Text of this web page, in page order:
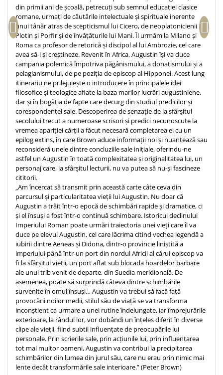
Teologie
A doua venire
Apologetica
Dogmatica
Istoria Bisericii
Misiune
Viata crestina
Contemporaneitate
Devotional
Diverse
Lupta Spirituala
Schimbarea caracterului
Slujire
Suferinta
Viata din belsug
Viata de zi cu zi
Despre afaceri
Dezvoltare personala
Leadership
Mediu
Sanatate / nutritie
din primii ani de școală, petrecuți sub semnul educației clasice
romane, urmați de căutările intelectuale și spirituale inerente
unui tânăr atras de scepticismul lui Cicero, de neoplatonicienii
Plotin și Porfir și de învățăturile lui Mani. Îl urmăm la Milano și
Roma ca profesor de retorică și discipol al lui Ambrozie, cel care
avea să-l și creștineze. Revenit în Africa, Augustin își va duce
campania polemică împotriva păgânismului, a donatismului și a
pelagianismului, de pe poziția de episcop al Hipponei. Acest lung
itinerariu ne prilejuiește o introducere în principalele idei
filosofice și teologice aflate la baza marilor lucrări augustiniene,
dar și în bogăția de fapte care decurg din studiul predicilor și
corespondenței sale. Descoperirea de senzație de la sfârșitul
secolului trecut a numeroase scrisori și predici necunoscute la
vremea apariției cărții a făcut necesară completarea ei cu un
epilog extins, în care Brown aduce informații noi și nuanțează sau
reconsideră unele dintre concluziile sale inițiale, oferindu-ne
astfel un Augustin în toată complexitatea și originalitatea lui, un
personaj care, la sfârșitul lecturii, nu va putea să nu-și fascineze
cititorii.
„Am încercat să transmit prin această carte câte ceva din
parcursul și particularitatea vieții lui Augustin. Nu doar că
Augustin a trăit într‑o epocă de schimbări rapide și dramatice, ci
și el însuși a fost într‑o continuă schimbare. Istoricul declinului
Imperiului Roman poate urmări traiectoria unei vieți care îl va
duce pe elevul Augustin, cel care lăcrima citind vechea legendă a
iubirii dintre Aeneas și Didona, dintr‑o provincie liniștită a
imperiului până într‑un port din nordul Africii al cărui episcop va
fi la sfârșitul vieții, un port aflat sub blocada hoardelor barbare
ale unui trib venit de departe, din Suedia meridională. De
asemenea, poate să surprindă câteva dintre schimbările
survenite în omul însuși… Augustin va trebui să facă față
provocării noilor medii, stilul său de viață se va transforma
inconștient ca urmare a unei rutine îndelungate, iar împrejurările
exterioare, la rândul lor, vor dobândi un înțeles diferit în diverse
clipe ale vieții, fiind subtil influențate de preocupările lui
personale. Prin scrierile sale, prin acțiunile lui, prin influențarea
tot mai multor oameni, Augustin va contribui la precipitarea
schimbărilor din lumea din jurul său, care nu erau prin nimic mai
lente decât transformările sale interioare.” (Peter Brown)